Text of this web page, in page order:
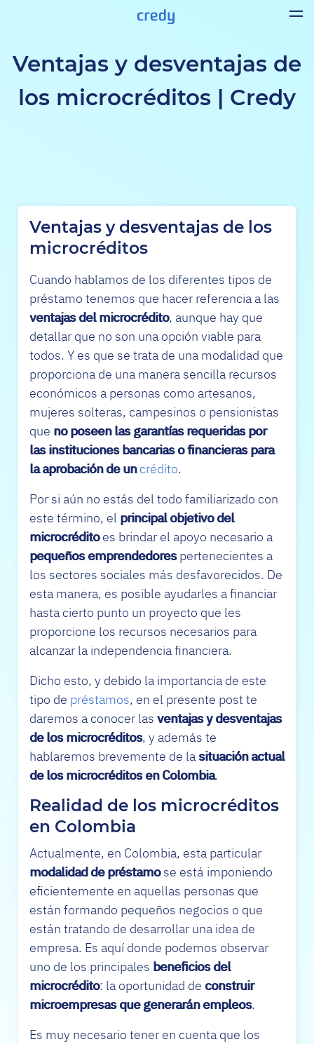
Ventajas y desventajas de
los microcréditos | Credy
Ventajas y desventajas de los
microcréditos
Cuando hablamos de los diferentes tipos de
préstamo tenemos que hacer referencia a las
ventajas del microcrédito, aunque hay que
detallar que no son una opción viable para
todos. Y es que se trata de una modalidad que
proporciona de una manera sencilla recursos
económicos a personas como artesanos,
mujeres solteras, campesinos o pensionistas
que no poseen las garantías requeridas por
las instituciones bancarias o financieras para
la aprobación de uncrédito.
Por si aún no estás del todo familiarizado con
este término, el principal objetivo del
microcréditoes brindar el apoyo necesario a
pequeños emprendedorespertenecientes a
los sectores sociales más desfavorecidos. De
esta manera, es posible ayudarles a financiar
hasta cierto punto un proyecto que les
proporcione los recursos necesarios para
alcanzar la independencia financiera.
Dicho esto, y debido la importancia de este
tipo de préstamos, en el presente post te
daremos a conocer las ventajas y desventajas
de los microcréditos, y además te
hablaremos brevemente de lasituación actual
de los microcréditos en Colombia.
Realidad de los microcréditos
en Colombia
Actualmente, en Colombia, esta particular
modalidad de préstamose está imponiendo
eficientemente en aquellas personas que
están formando pequeños negocios o que
están tratando de desarrollar una idea de
empresa. Es aquí donde podemos observar
uno de los principales beneficios del
microcrédito: la oportunidad de construir
microempresas que generarán empleos.
Es muy necesario tener en cuenta que los